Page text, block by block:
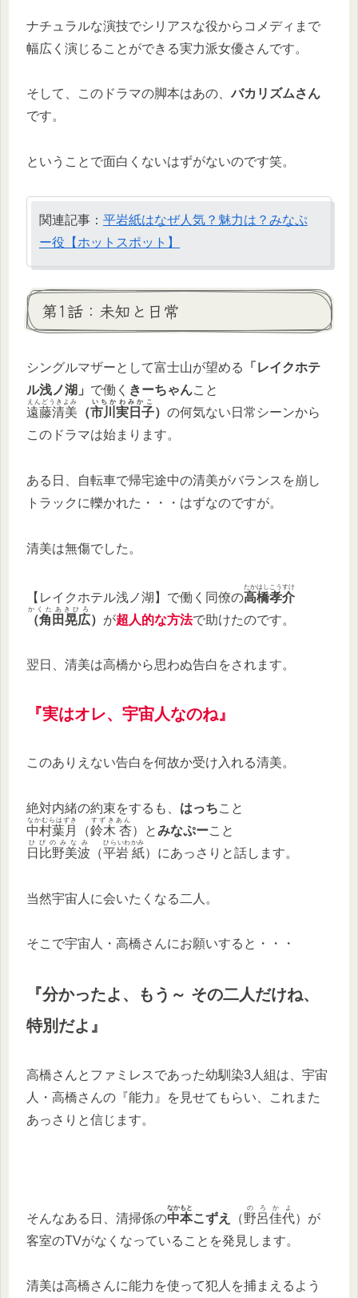
ナチュラルな演技でシリアスな役からコメディまで
幅広く演じることができる実力派女優さんです。
そして、このドラマの脚本はあの、バカリズムさん
です。
ということで面白くないはずがないのです笑。
関連記事： 平岩紙はなぜ人気？魅力は？みなぷ
ー役【ホットスポット】
第1話：未知と日常
シングルマザーとして富士山が望める
「レイクホテ
ル浅ノ湖」 で働く きーちゃんこと
遠藤清美
えんどうきよみ
（市川実日子
いちかわみかこ
） の何気ない日常シーンから
このドラマは始まります。
ある日、自転車で帰宅途中の清美がバランスを崩し
トラックに轢かれた・・・はずなのですが。
清美は無傷でした。
【レイクホテル浅ノ湖】で働く同僚の高橋孝介
たかはしこうすけ
（角田晃広
かくたあきひろ
） が超人的な方法で助けたのです。
翌日、清美は高橋から思わぬ告白をされます。
『実はオレ、宇宙人なのね』
このありえない告白を何故か受け入れる清美。
絶対内緒の約束をするも、 はっちこと
中村葉月
なかむらはずき
（鈴木 杏
すずきあん
）とみなぷーこと
日比野美波
ひびのみなみ
（平岩 紙
ひらいわかみ
）にあっさりと話します。
当然宇宙人に会いたくなる二人。
そこで宇宙人・高橋さんにお願いすると・・・
『分かったよ、もう～ その二人だけね、
特別だよ』
高橋さんとファミレスであった幼馴染3人組は、宇宙
人・高橋さんの『能力』を見せてもらい、これまた
あっさりと信じます。
そんなある日、清掃係の中本
なかもと
こずえ （野呂佳代
のろかよ
）が
客室のTVがなくなっていることを発見します。
清美は高橋さんに能力を使って犯人を捕まえるよう